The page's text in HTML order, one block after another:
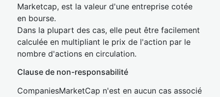
Marketcap, est la valeur d'une entreprise cotée
en bourse.
Dans la plupart des cas, elle peut être facilement
calculée en multipliant le prix de l'action par le
nombre d'actions en circulation.
Clause de non-responsabilité
CompaniesMarketCap n'est en aucun cas associé